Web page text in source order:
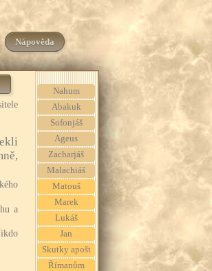
Nápověda
a
Nahum
Abakuk
Sofonjáš
Ageus
Zacharjáš
Malachiáš
Matouš
Marek
Lukáš
Jan
Skutky apošt
Římanům